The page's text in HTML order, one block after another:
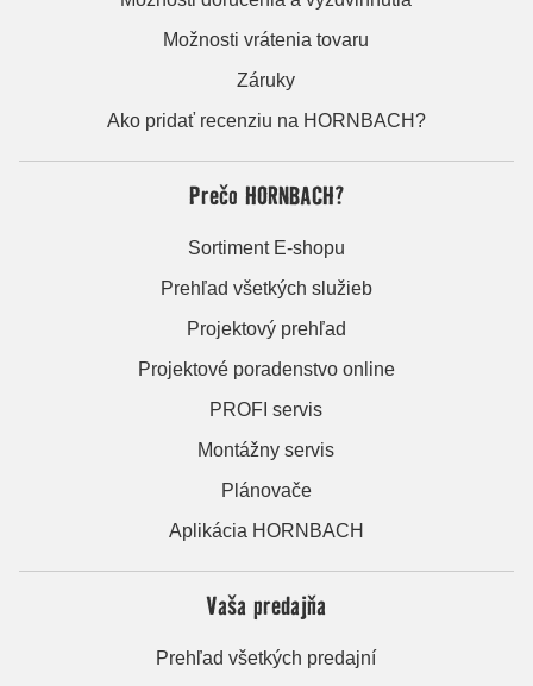
Možnosti vrátenia tovaru
Záruky
Ako pridať recenziu na HORNBACH?
Prečo HORNBACH?
Sortiment E-shopu
Prehľad všetkých služieb
Projektový prehľad
Projektové poradenstvo online
PROFI servis
Montážny servis
Plánovače
Aplikácia HORNBACH
Vaša predajňa
Prehľad všetkých predajní